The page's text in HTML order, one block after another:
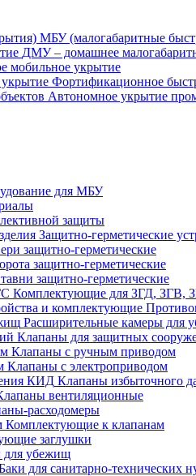
МБУ (малогабаритные
ДМУ – домашнее
мобильное укрытие
Фортификационное
Автономное укрытие
для МБУ
защиты
Защитно-герметические
защитно-герметические
защитно-герметические
защитно-герметические
Комплектующие для ЗГД, ЗГВ,
Расширительные камеры для
Клапаны для защитных
Клапаны с ручным приводом
Клапаны с электроприводом
Клапаны избыточного
вентиляционные
расходомеры
Комплектующие к клапанам
заглушки
для убежищ
для санитарно-технических